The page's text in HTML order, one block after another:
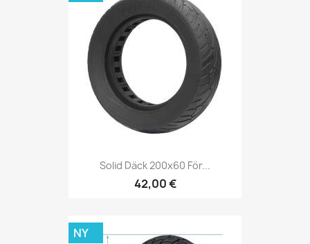
Solid Däck 200x60 För...
42,00 €
NY